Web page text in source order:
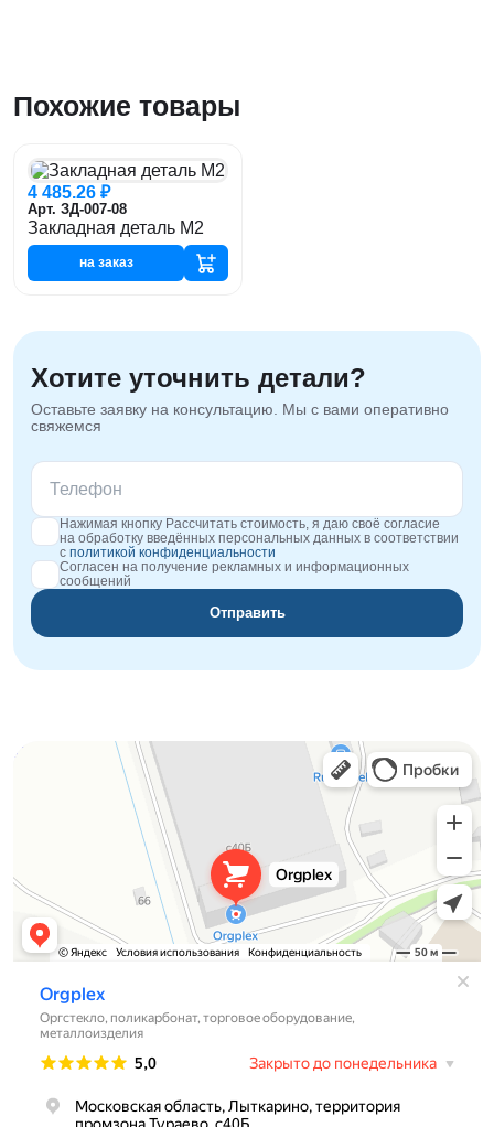
Похожие товары
4 485.26 ₽
Арт. ЗД-007-08
Закладная деталь М2
на заказ
Хотите уточнить детали?
Оставьте заявку на консультацию. Мы с вами оперативно
свяжемся
Нажимая кнопку Рассчитать стоимость, я даю своё согласие
на обработку введённых персональных данных в соответствии
с политикой конфиденциальности
Согласен на получение рекламных и информационных
сообщений
Отправить
Orgplex
Оргстекло, поликарбонат в Лыткарине
Торговое оборудование в Лыткарине